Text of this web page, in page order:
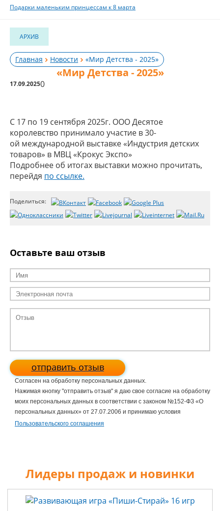
Подарки маленьким принцессам к 8 марта
АРХИВ
Главная Новости «Мир Детства - 2025»
«Мир Детства - 2025»
17.09.20250
С 17 по 19 сентября 2025г. ООО Десятое
королевство принимало участие в 30-
ой международной выставке «Индустрия детских
товаров» в МВЦ «Крокус Экспо»
Подробнее об итогах выставки можно прочитать,
перейдя по ссылке.
Поделиться:
Оставьте ваш отзыв
отправить отзыв
Согласен на обработку персональных данных.
Нажимая кнопку "отправить отзыв" я даю свое согласие на обработку
моих персональных данных в соответствии с законом №152-ФЗ «О
персональных данных» от 27.07.2006 и принимаю условия
Пользовательского соглашения
Лидеры продаж и новинки